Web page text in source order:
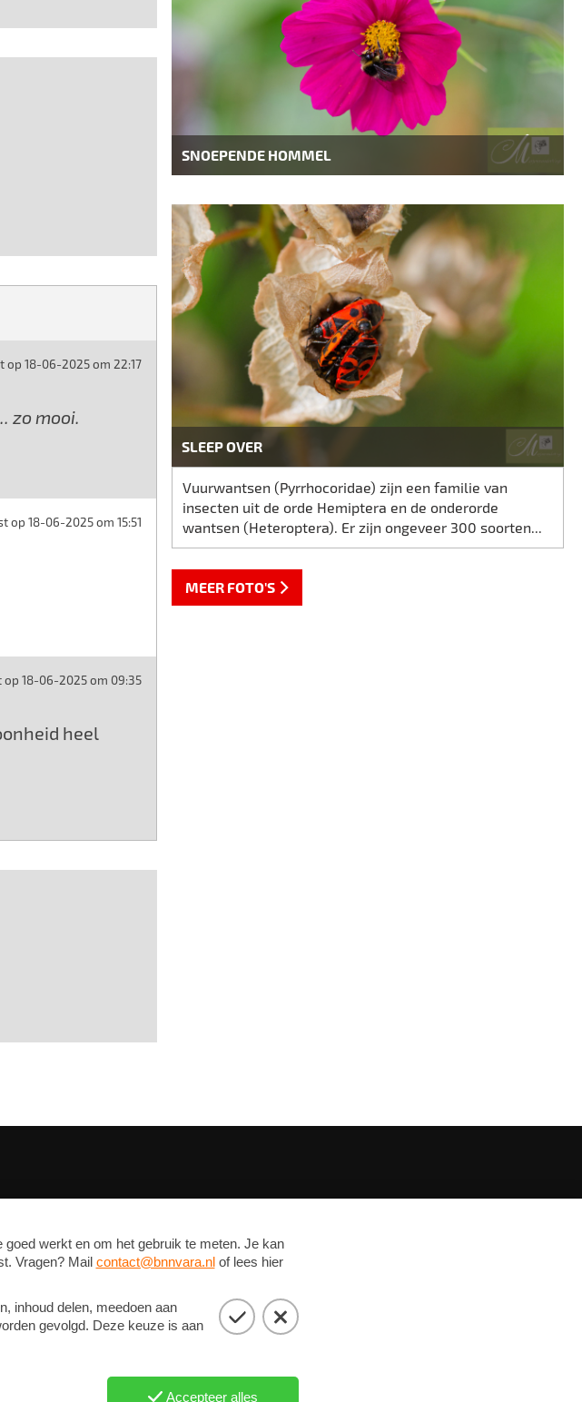
op 18-06-2025 om 22:17
zo mooi.
op 18-06-2025 om 15:51
op 18-06-2025 om 09:35
heel
SNOEPENDE HOMMEL
SLEEP OVER
Vuurwantsen (Pyrrhocoridae) zijn een familie van
insecten uit de orde Hemiptera en de onderorde
wantsen (Heteroptera). Er zijn ongeveer 300 soorten...
MEER FOTO'S
STATEMENT